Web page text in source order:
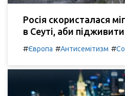
Росія скористалася
в Сеуті, аби підживити
#Європа #Антисемітизм #